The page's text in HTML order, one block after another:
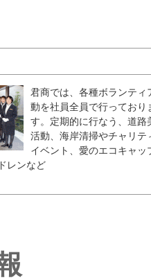
君商では、各種ボランティ
動を社員全員で行っており
す。定期的に行なう、道路
活動、海岸清掃やチャリテ
イベント、愛のエコキャッ
レンなど